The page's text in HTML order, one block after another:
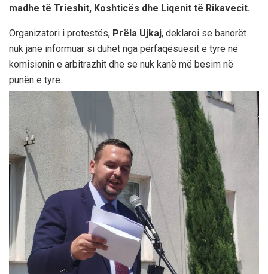
madhe të Trieshit, Koshticës dhe Liqenit të Rikavecit.
Organizatori i protestës, Prëla Ujkaj, deklaroi se banorët
nuk janë informuar si duhet nga përfaqësuesit e tyre në
komisionin e arbitrazhit dhe se nuk kanë më besim në
punën e tyre.